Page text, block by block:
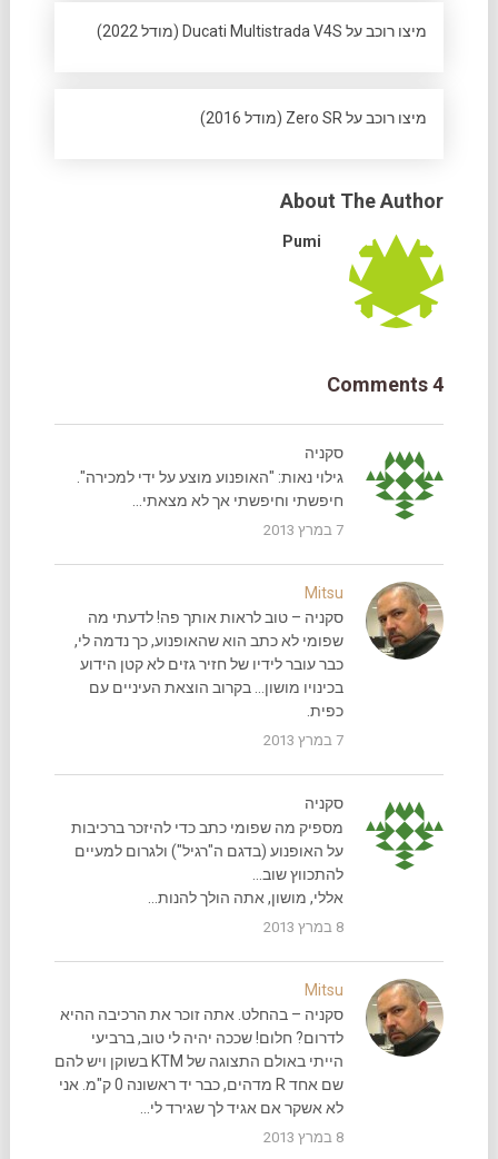
מיצו רוכב על Ducati Multistrada V4S (מודל 2022)
מיצו רוכב על Zero SR (מודל 2016)
About The Author
Pumi
4 Comments
סקניה
גילוי נאות: "האופנוע מוצע על ידי למכירה".
חיפשתי וחיפשתי אך לא מצאתי…
7 במרץ 2013
Mitsu
סקניה – טוב לראות אותך פה! לדעתי מה
שפומי לא כתב הוא שהאופנוע, כך נדמה לי,
כבר עובר לידיו של חזיר גזים לא קטן הידוע
בכינויו מושון… בקרוב הוצאת העיניים עם
כפית.
7 במרץ 2013
סקניה
מספיק מה שפומי כתב כדי להיזכר ברכיבות
על האופנוע (בדגם ה"רגיל") ולגרום למעיים
להתכווץ שוב…
אללי, מושון, אתה הולך להנות…
8 במרץ 2013
Mitsu
סקניה – בהחלט. אתה זוכר את הרכיבה ההיא
לדרום? חלום! שככה יהיה לי טוב, ברביעי
הייתי באולם התצוגה של KTM בשוקן ויש להם
שם אחד R מדהים, כבר יד ראשונה 0 ק"מ. אני
לא אשקר אם אגיד לך שגירד לי…
8 במרץ 2013